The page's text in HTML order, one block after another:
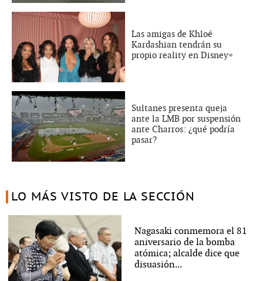
Las amigas de Khloé
Kardashian tendrán su
propio reality en Disney+
Sultanes presenta queja
ante la LMB por suspensión
ante Charros: ¿qué podría
pasar?
LO MÁS VISTO DE LA SECCIÓN
Nagasaki conmemora el 81
aniversario de la bomba
atómica; alcalde dice que
disuasión...